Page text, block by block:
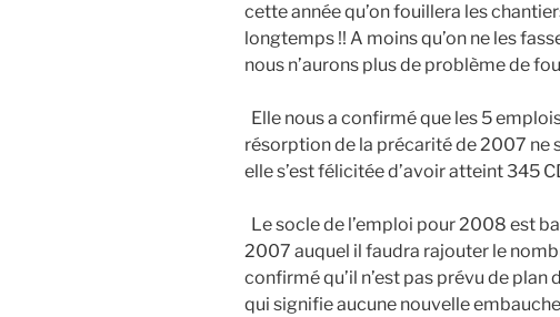
cette année qu’on fouillera les
longtemps !! A moins qu’on ne les
nous n’aurons plus de problème de
Elle nous a confirmé que les 5
résorption de la précarité de 2007 ne
elle s’est félicitée d’avoir atteint 345
Le socle de l’emploi pour 2008 est
2007 auquel il faudra rajouter le
confirmé qu’il n’est pas prévu de
qui signifie aucune nouvelle